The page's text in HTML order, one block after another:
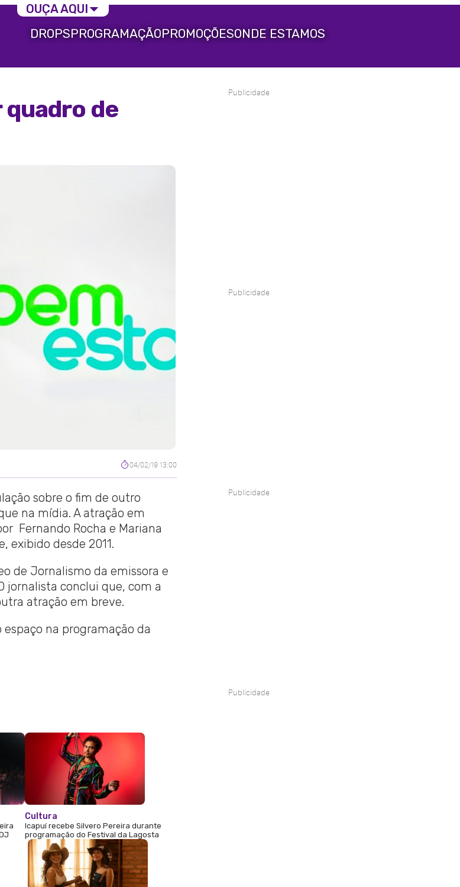
DROPSPROGRAMAÇÃOPROMOÇÕESONDE ESTAMOS
quadro de
04/02/19 13:00
sobre o fim de outro
na mídia. A atração em
Fernando Rocha e Mariana
exibido desde 2011.
de Jornalismo da emissora e
jornalista conclui que, com a
atração em breve.
espaço na programação da
Cultura
Icapuí recebe Silvero Pereira durante
programação do Festival da Lagosta
Publicidade
Publicidade
Publicidade
Publicidade
OUÇA AQUI